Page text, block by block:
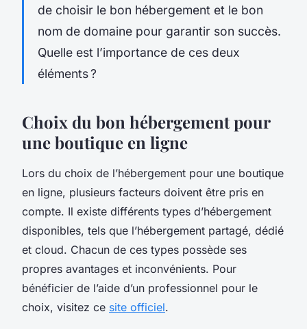
de choisir le bon hébergement et le bon
nom de domaine pour garantir son succès.
Quelle est l’importance de ces deux
éléments ?
Choix du bon hébergement pour
une boutique en ligne
Lors du choix de l’hébergement pour une boutique
en ligne, plusieurs facteurs doivent être pris en
compte. Il existe différents types d’hébergement
disponibles, tels que l’hébergement partagé, dédié
et cloud. Chacun de ces types possède ses
propres avantages et inconvénients. Pour
bénéficier de l’aide d’un professionnel pour le
choix, visitez ce site officiel.